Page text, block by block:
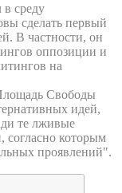
среду
сделать первый
В частности, он
оппозиции и
на
Свободы
идей,
те лживые
согласно которым
проявлений".